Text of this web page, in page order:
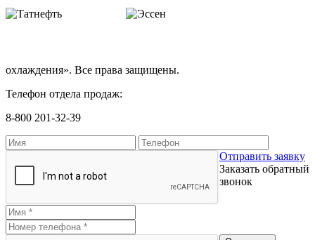
охлаждения». Все права защищены.
Телефон отдела продаж:
8-800 201-32-39
Отправить заявку
Заказать обратный
звонок